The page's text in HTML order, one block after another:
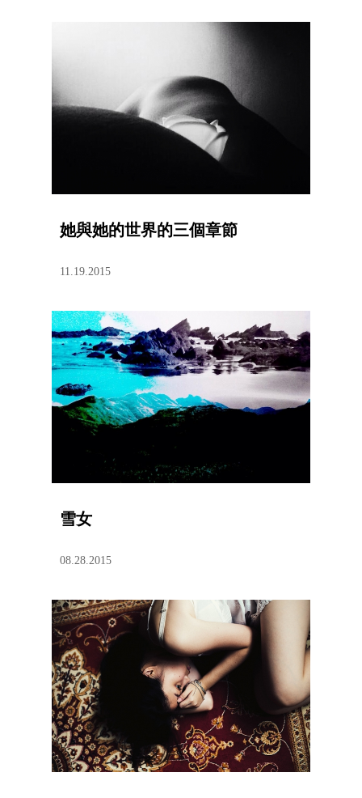
她與她的世界的三個章節
11.19.2015
雪女
08.28.2015